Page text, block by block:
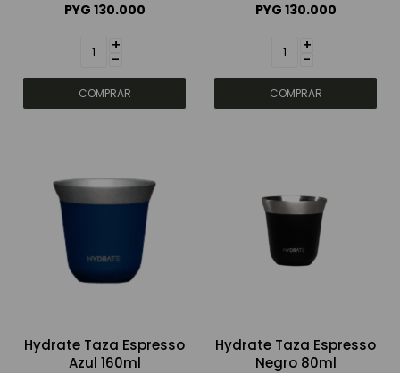
PYG 130.000
+
-
PYG 130.000
+
-
Hydrate Taza Espresso
Azul 160ml
Hydrate Taza Espresso
Negro 80ml